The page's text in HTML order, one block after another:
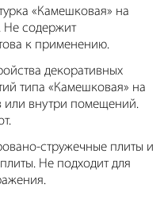
«Камешковая» на
Не содержит
к применению.
декоративных
типа «Камешковая» на
или внутри помещений.
стружечные плиты и
Не подходит для